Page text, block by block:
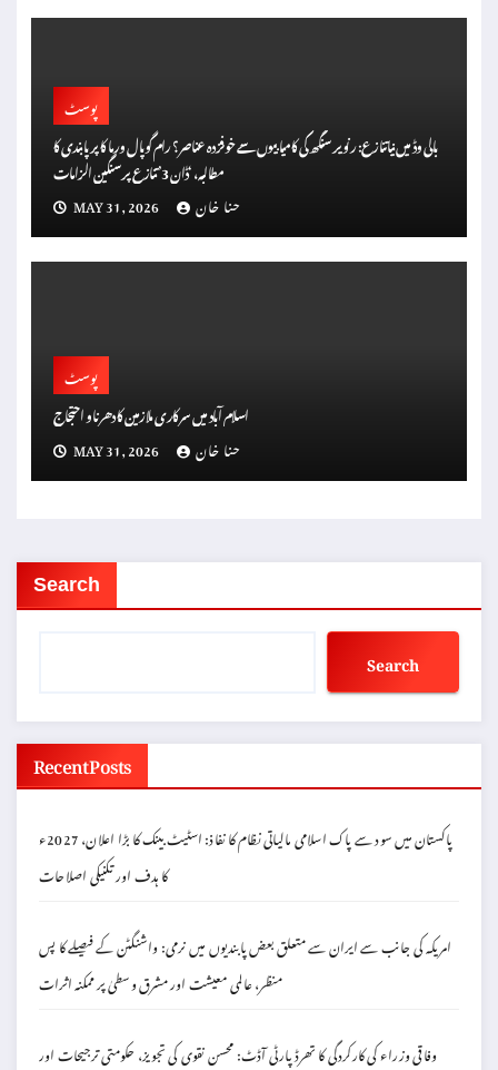
پوسٹ
بالی وڈ میں نیا تنازع: رنویر سنگھ کی کامیابیوں سے خوفزدہ عناصر؟ رام گوپال ورما کا پر پابندی کا
مطالبہ، ‘ڈان 3’ تنازع پر سنگین الزامات
MAY 31, 2026
حنا خان
پوسٹ
اسلام آباد میں سرکاری ملازمین کا دھرنا و احتجاج
MAY 31, 2026
حنا خان
Search
Search
Recent Posts
پاکستان میں سود سے پاک اسلامی مالیاتی نظام کا نفاذ: اسٹیٹ بینک کا بڑا اعلان، 2027ء
کا ہدف اور تکنیکی اصلاحات
امریکہ کی جانب سے ایران سے متعلق بعض پابندیوں میں نرمی: واشنگٹن کے فیصلے کا پس
منظر، عالمی معیشت اور مشرق وسطیٰ پر ممکنہ اثرات
وفاقی وزراء کی کارکردگی کا تھرڈ پارٹی آڈٹ: محسن نقوی کی تجویز، حکومتی ترجیحات اور